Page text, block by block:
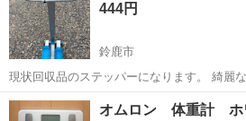
444円
鈴鹿市
現状回収品のステッパーになります。 綺麗
には問題ないと思います。 外は暑いので部
うか？ 持つ手があるので安定安心して運動で
三重 鈴鹿市 ダイエットグッズ
オムロン 体重計 ホ